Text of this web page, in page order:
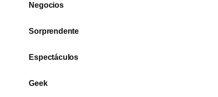
Negocios
Sorprendente
Espectáculos
Geek